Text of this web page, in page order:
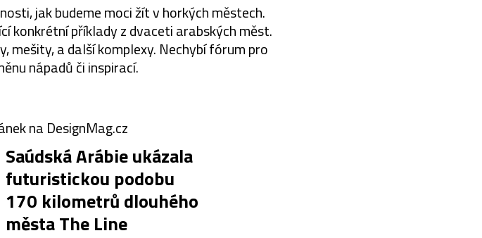
jak budeme moci žít v horkých městech.
konkrétní příklady z dvaceti arabských měst.
mešity, a další komplexy. Nechybí fórum pro
nápadů či inspirací.
na DesignMag.cz
Saúdská Arábie ukázala
futuristickou podobu
170 kilometrů dlouhého
města The Line